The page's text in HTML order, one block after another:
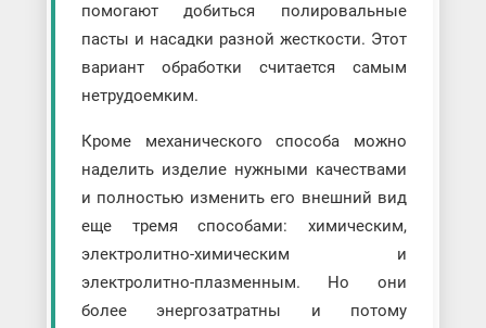
помогают добиться полировальные
пасты и насадки разной жесткости. Этот
вариант обработки считается самым
нетрудоемким.
Кроме механического способа можно
наделить изделие нужными качествами
и полностью изменить его внешний вид
еще тремя способами: химическим,
электролитно-химическим и
электролитно-плазменным. Но они
более энергозатратны и потому